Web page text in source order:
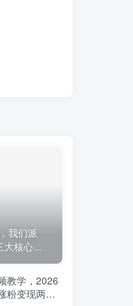
我们派
大核心...
教学，2026
粉变现两不